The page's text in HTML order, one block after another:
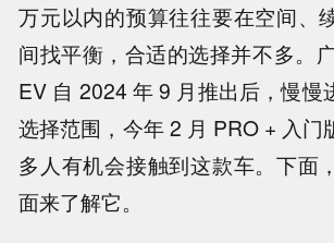
万元以内的预算往往要在空间、
间找平衡，合适的选择并不多。
EV 自 2024 年 9 月推出后，慢慢
选择范围，今年 2 月 PRO + 入门
多人有机会接触到这款车。下面
面来了解它。